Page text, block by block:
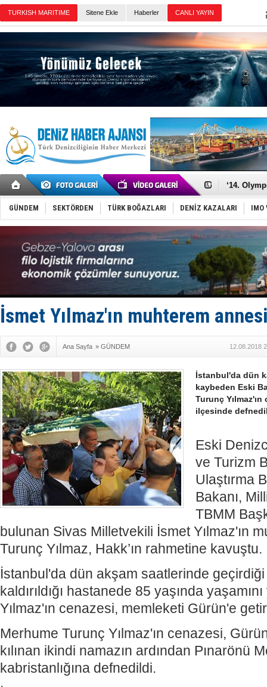
Sitene Ekle Haberler
Denizcilik
‘14.
Taksi
TÜRKLİM
SOCAR da
D-Marin,
Van’da
TAYK -
GÜNDEM SEKTÖRDEN TÜRK BOĞAZLARI DENİZ KAZALARI IMO
İsmet Yılmaz'ın muhterem
Ana Sayfa » GÜNDEM 12.08.2018
İstanbul'da dün
kaybeden Eski
Turunç
ilçesinde
Eski
ve Turizm
Ulaştırma
Bakanı,
TBMM
bulunan Sivas Milletvekili İsmet Yılmaz'ın
Turunç Yılmaz, Hakk’ın rahmetine kavuştu.
İstanbul'da dün akşam saatlerinde
kaldırıldığı hastanede 85 yaşında
Yılmaz'ın cenazesi, memleketi Gürün'e
Merhume Turunç Yılmaz'ın cenazesi,
kılınan ikindi namazın ardından Pınarönü
kabristanlığına defnedildi.